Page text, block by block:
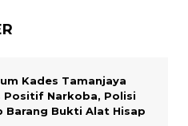
Kades Tamanjaya
Positif Narkoba, Polisi
Barang Bukti Alat Hisap